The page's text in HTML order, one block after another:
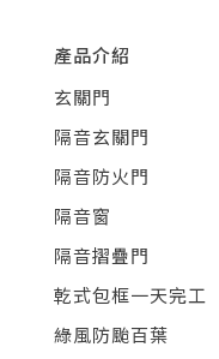
產品介紹
玄關門
隔音玄關門
隔音防火門
隔音窗
隔音摺疊門
乾式包框一天完工
綠風防颱百葉